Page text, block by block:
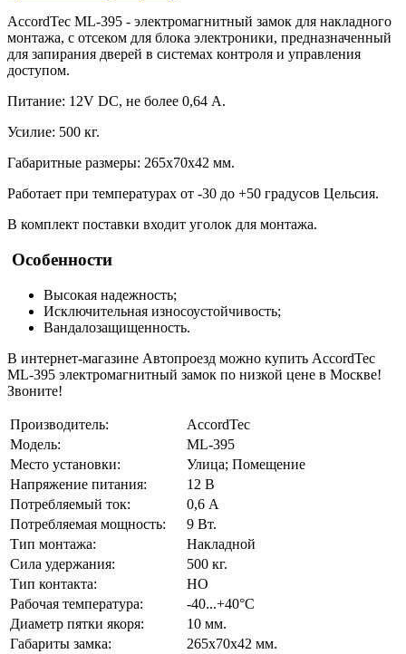
AccordTec ML-395 - электромагнитный замок для накладного
монтажа, с отсеком для блока электроники, предназначенный
для запирания дверей в системах контроля и управления
доступом.
Питание: 12V DC, не более 0,64 A.
Усилие: 500 кг.
Габаритные размеры: 265x70x42 мм.
Работает при температурах от -30 до +50 градусов Цельсия.
В комплект поставки входит уголок для монтажа.
Особенности
Высокая надежность;
Исключительная износоустойчивость;
Вандалозащищенность.
В интернет-магазине Автопроезд можно купить AccordTec
ML-395 электромагнитный замок по низкой цене в Москве!
Звоните!
Производитель:
AccordTec
Модель:
ML-395
Место установки:
Улица; Помещение
Напряжение питания:
12 В
Потребляемый ток:
0,6 А
Потребляемая мощность:
9 Вт.
Тип монтажа:
Накладной
Сила удержания:
500 кг.
Тип контакта:
НО
Рабочая температура:
-40...+40°C
Диаметр пятки якоря:
10 мм.
Габариты замка:
265х70х42 мм.